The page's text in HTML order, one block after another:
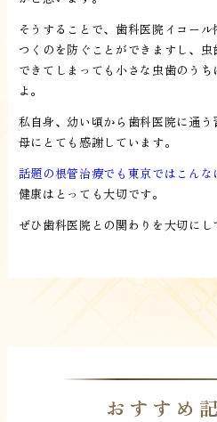
そうすることで、歯科医院イコー
つくのを防ぐことができますし、虫
できてしまっても小さな虫歯のう
よ。
私自身、幼い頃から歯科医院に通
母にとても感謝しています。
話題の根管治療でも東京ではこんな
健康はとっても大切です。
ぜひ歯科医院との関わりを大切にし
おすすめ